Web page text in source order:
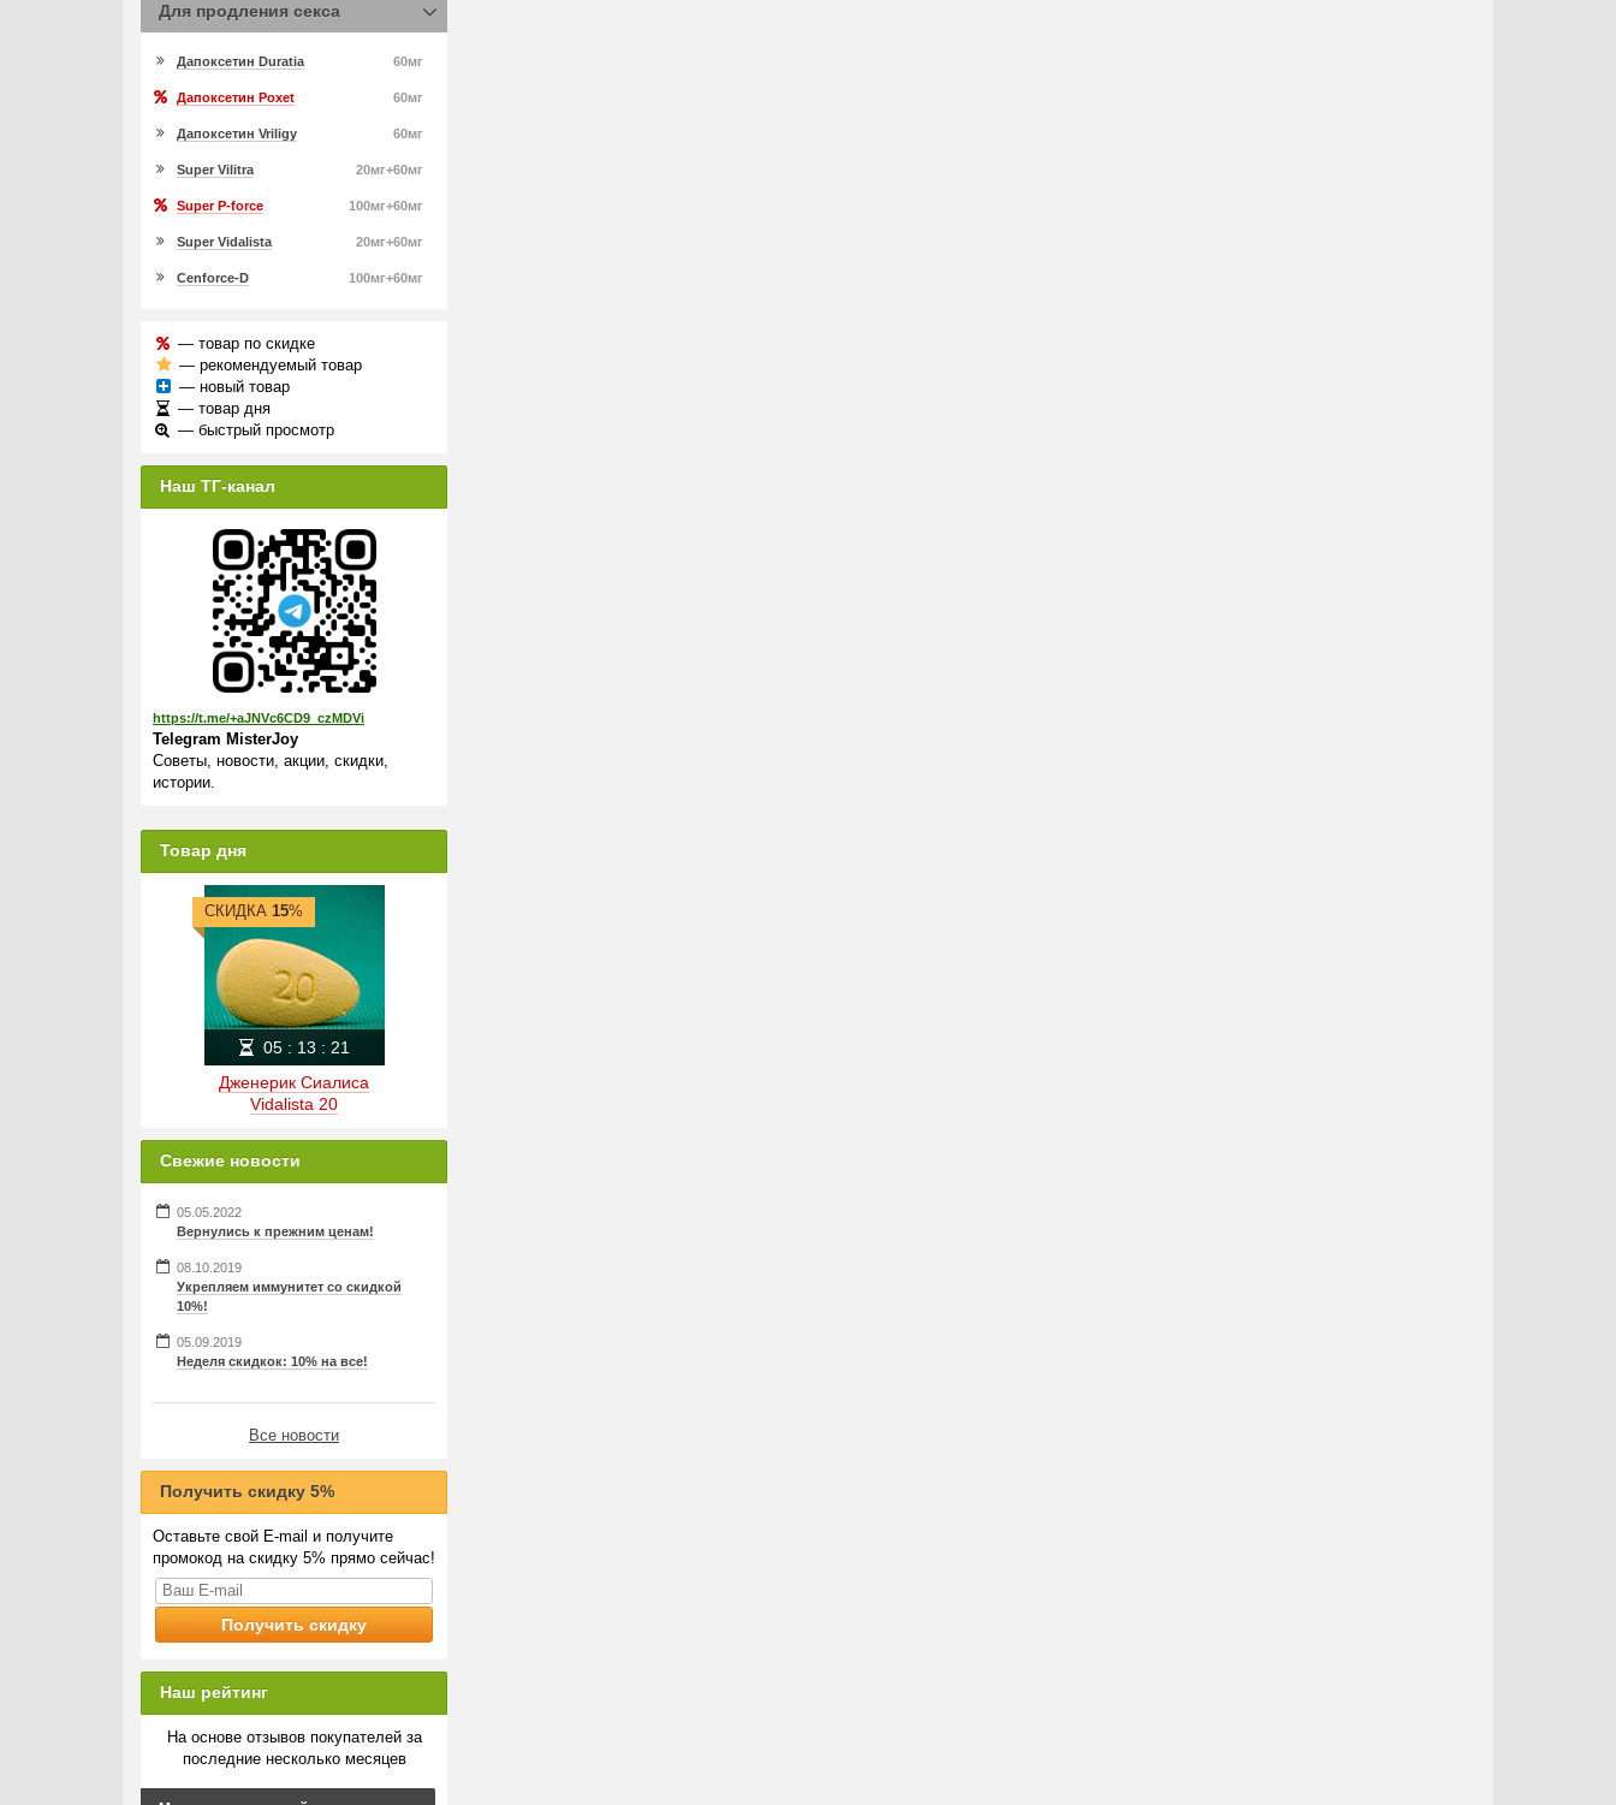
Для продления секса
60мг
Дапоксетин Duratia
60мг
Дапоксетин Poxet
60мг
Дапоксетин Vriligy
20мг+60мг
Super Vilitra
100мг+60мг
Super P-force
20мг+60мг
Super Vidalista
100мг+60мг
Cenforce-D
— товар по скидке
— рекомендуемый товар
— новый товар
— товар дня
— быстрый просмотр
Наш ТГ-канал
https://t.me/+aJNVc6CD9_czMDVi
Telegram MisterJoy
Советы, новости, акции, скидки,
истории.
Товар дня
Дженерик Сиалиса
Vidalista 20
СКИДКА 15%
05: 13 : 21
Свежие новости
05.05.2022
Вернулись к прежним ценам!
08.10.2019
Укрепляем иммунитет со скидкой
10%!
05.09.2019
Неделя скидкок: 10% на все!
Все новости
Получить скидку 5%
Оставьте свой E-mail и получите
промокод на скидку 5% прямо сейчас!
Наш рейтинг
На основе отзывов покупателей за
последние несколько месяцев